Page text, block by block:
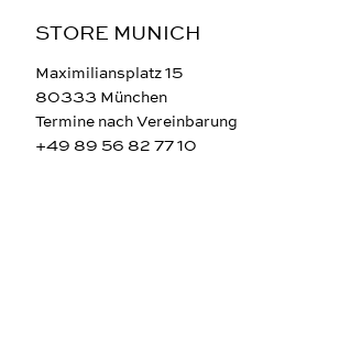
STORE MUNICH
Maximiliansplatz 15
80333 München
Termine nach Vereinbarung
+49 89 56 82 77 10